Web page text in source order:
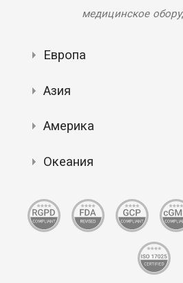
медицинское
Европа
Азия
Америка
Океания